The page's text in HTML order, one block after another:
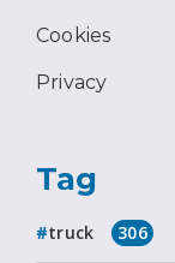
Cookies
Privacy
Tag
truck 306